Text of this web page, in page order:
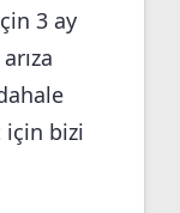
3 ay
için bizi